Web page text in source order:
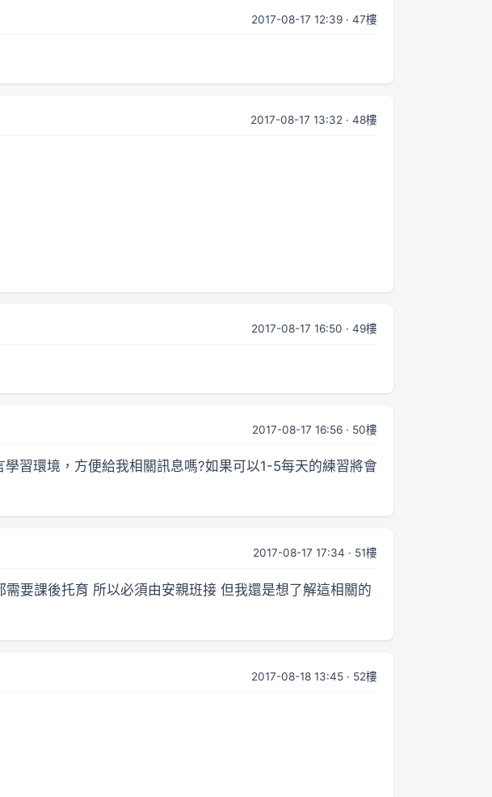
2017-08-17 12:39 · 47樓
2017-08-17 13:32 · 48樓
2017-08-17 16:50 · 49樓
2017-08-17 16:56 · 50樓
習環境，方便給我相關訊息嗎?如果可以1-5每天的練習將會
2017-08-17 17:34 · 51樓
要課後托育 所以必須由安親班接 但我還是想了解這相關的
2017-08-18 13:45 · 52樓